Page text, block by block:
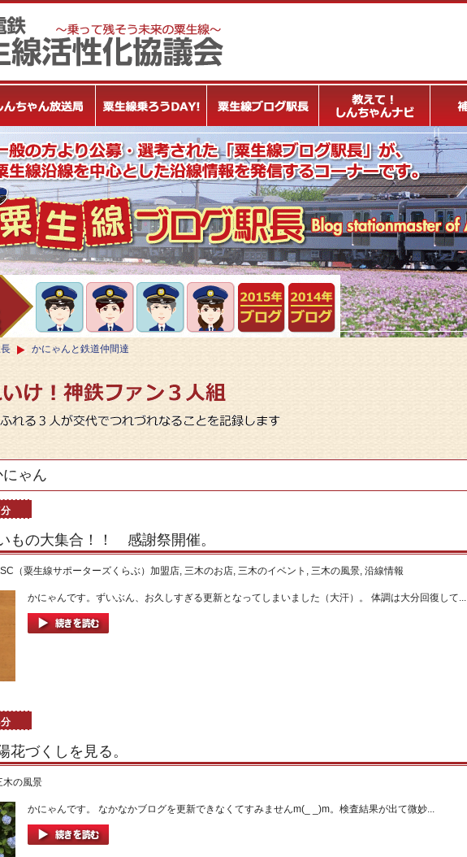
かにゃんと鉄道仲間達
ゃん
もの大集合！！ 感謝祭開催。
（粟生線サポーターズくらぶ）加盟店, 三木のお店, 三木のイベント , 三木の風景, 沿線情報
かにゃんです。ずいぶん、お久しすぎる更新となってしまいました（大汗）。 体調は大分回復して...
花づくしを見る。
木の風景
かにゃんです。 なかなかブログを更新できなくてすみませんm(_ _)m。検査結果が出て微妙...